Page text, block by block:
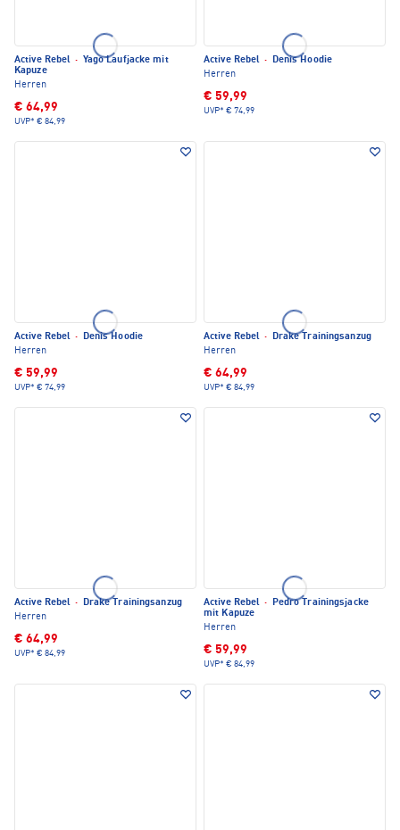
Active Rebel · Yago Laufjacke mit
Kapuze
Herren
€ 64,99
UVP* € 84,99
Active Rebel ·
Denis Hoodie
Herren
€ 59,99
UVP* € 74,99
Active Rebel ·
Denis Hoodie
Herren
€ 59,99
UVP* € 74,99
Active Rebel ·
Drake Trainingsanzug
Herren
€ 64,99
UVP* € 84,99
Active Rebel ·
Drake Trainingsanzug
Herren
€ 64,99
UVP* € 84,99
Active Rebel ·
Pedro Trainingsjacke
mit Kapuze
Herren
€ 59,99
UVP* € 84,99